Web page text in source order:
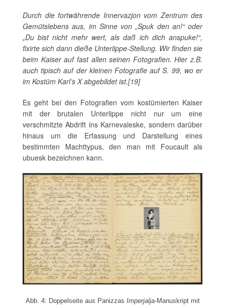
Durch die fortwährende Innervazjon vom Zentrum des
Gemütslebens aus, im Sinne von „Spuk den an!“ oder
„Du bist nicht mehr wert, als daß ich dich anspuke!“,
fixirte sich dann dieße Unterlippe-Stellung. Wir finden sie
beim Kaiser auf fast allen seinen Fotografien. Hier z.B.
auch tipisch auf der kleinen Fotografie auf S. 99, wo er
im Kostüm Karl’s X abgebildet ist.[19]
Es geht bei den Fotografien vom kostümierten Kaiser
mit der brutalen Unterlippe nicht nur um eine
verschmitzte Abdrift ins Karnevaleske, sondern darüber
hinaus um die Erfassung und Darstellung eines
bestimmten Machttypus, den man mit Foucault als
ubuesk bezeichnen kann.
Abb. 4: Doppelseite aus Panizzas Imperjalja-Manuskript mit